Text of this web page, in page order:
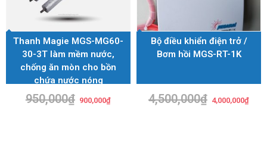
Thanh Magie MGS-MG60-
30-3T làm mềm nước,
chống ăn mòn cho bồn
chứa nước nóng
950,000₫
Giá
gốc
900,000₫Giá
Bộ điều khiển điện trở /
Bơm hồi MGS-RT-1K
4,500,000₫
Giá
gốc
4,000,000₫Giá